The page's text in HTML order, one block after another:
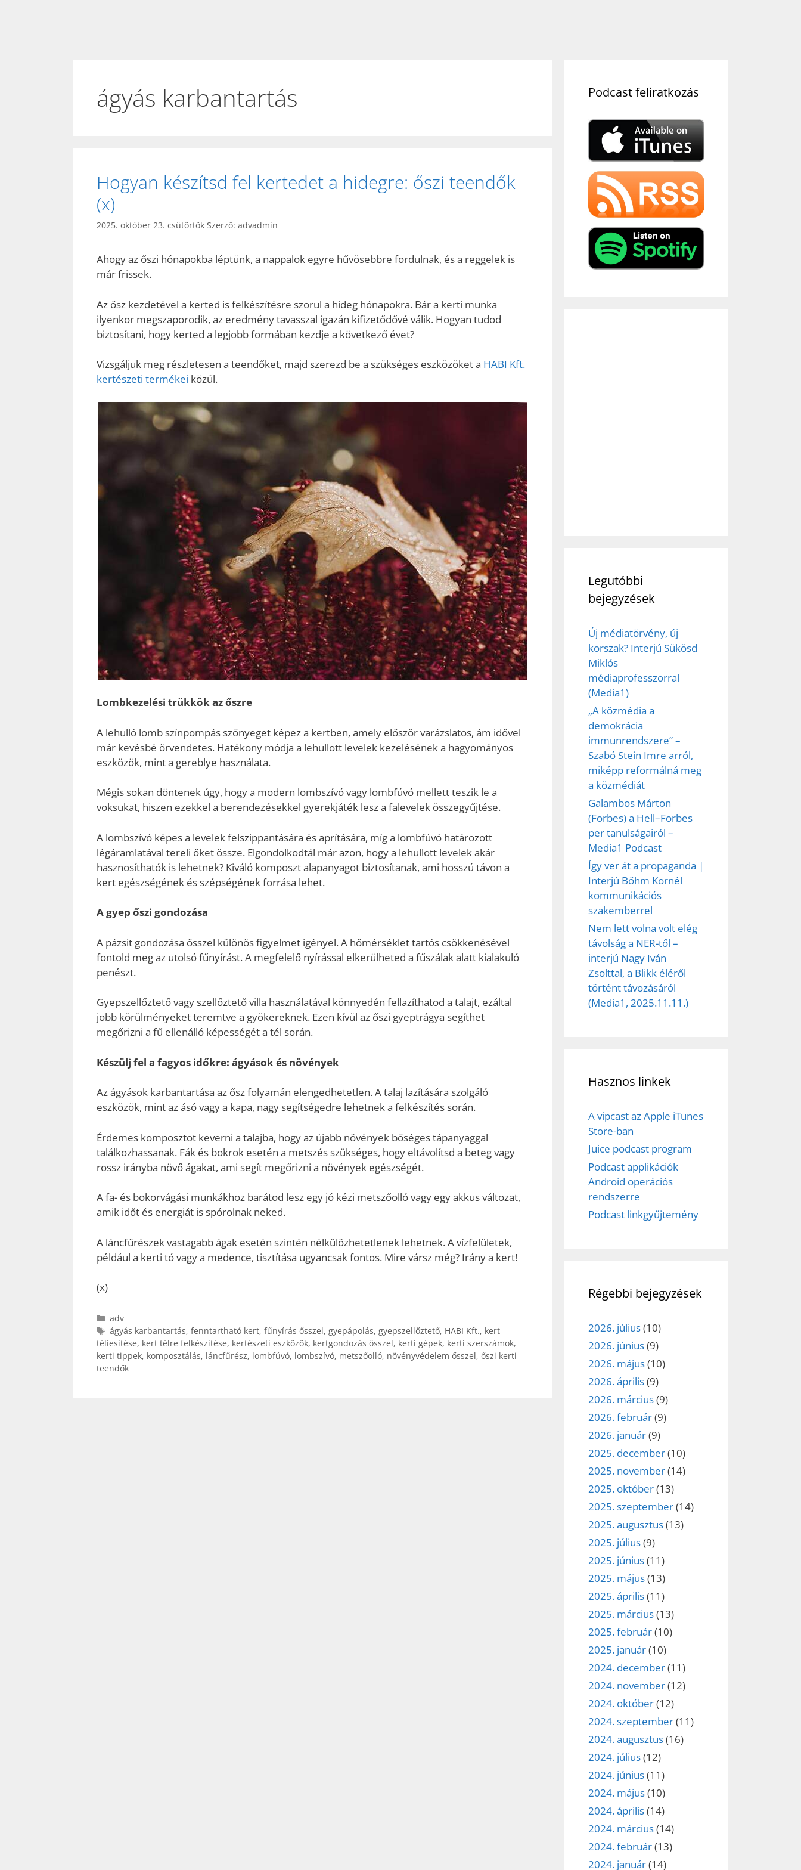
ágyás karbantartás
Hogyan készítsd fel kertedet a hidegre: őszi teendők
(x)
2025. október 23. csütörtök Szerző: advadmin
Ahogy az őszi hónapokba léptünk, a nappalok egyre hűvösebbre fordulnak, és a reggelek is
már frissek.
Az ősz kezdetével a kerted is felkészítésre szorul a hideg hónapokra. Bár a kerti munka
ilyenkor megszaporodik, az eredmény tavasszal igazán kifizetődővé válik. Hogyan tudod
biztosítani, hogy kerted a legjobb formában kezdje a következő évet?
Vizsgáljuk meg részletesen a teendőket, majd szerezd be a szükséges eszközöketa HABI Kft.
kertészeti termékei közül.
Lombkezelési trükkök az őszre
A lehulló lomb színpompás szőnyeget képez a kertben, amely először varázslatos, ám idővel
már kevésbé örvendetes. Hatékony módja a lehullott levelek kezelésének a hagyományos
eszközök, mint a gereblye használata.
Mégis sokan döntenek úgy, hogy a modern lombszívó vagy lombfúvó mellett teszik le a
voksukat, hiszen ezekkel a berendezésekkel gyerekjáték lesz a falevelek összegyűjtése.
A lombszívó képes a levelek felszippantására és aprítására, míg a lombfúvó határozott
légáramlatával tereli őket össze. Elgondolkodtál már azon, hogy a lehullott levelek akár
hasznosíthatók is lehetnek? Kiváló komposzt alapanyagot biztosítanak, ami hosszú távon a
kert egészségének és szépségének forrása lehet.
A gyep őszi gondozása
A pázsit gondozása ősszel különös figyelmet igényel. A hőmérséklet tartós csökkenésével
fontold meg az utolsó fűnyírást. A megfelelő nyírással elkerülheted a fűszálak alatt kialakuló
penészt.
Gyepszellőztető vagy szellőztető villa használatával könnyedén fellazíthatod a talajt, ezáltal
jobb körülményeket teremtve a gyökereknek. Ezen kívül az őszi gyeptrágya segíthet
megőrizni a fű ellenálló képességét a tél során.
Készülj fel a fagyos időkre: ágyások és növények
Az ágyások karbantartása az ősz folyamán elengedhetetlen. A talaj lazítására szolgáló
eszközök, mint az ásó vagy a kapa, nagy segítségedre lehetnek a felkészítés során.
Érdemes komposztot keverni a talajba, hogy az újabb növények bőséges tápanyaggal
találkozhassanak. Fák és bokrok esetén a metszés szükséges, hogy eltávolítsd a beteg vagy
rossz irányba növő ágakat, ami segít megőrizni a növények egészségét.
A fa- és bokorvágási munkákhoz barátod lesz egy jó kézi metszőolló vagy egy akkus változat,
amik időt és energiát is spórolnak neked.
A láncfűrészek vastagabb ágak esetén szintén nélkülözhetetlenek lehetnek. A vízfelületek,
például a kerti tó vagy a medence, tisztítása ugyancsak fontos. Mire vársz még? Irány a kert!
(x)
Kategória
adv
Címkék
ágyás karbantartás, fenntartható kert, fűnyírás ősszel, gyepápolás, gyepszellőztető, HABI Kft., kert
téliesítése, kert télre felkészítése, kertészeti eszközök, kertgondozás ősszel, kerti gépek, kerti szerszámok,
kerti tippek, komposztálás, láncfűrész, lombfúvó, lombszívó, metszőolló, növényvédelem ősszel, őszi kerti
teendők
Podcast feliratkozás
Legutóbbi
bejegyzések
Új médiatörvény, új
korszak? Interjú Sükösd
Miklós
médiaprofesszorral
(Media1)
„A közmédia a
demokrácia
immunrendszere” –
Szabó Stein Imre arról,
miképp reformálná meg
a közmédiát
Galambos Márton
(Forbes) a Hell–Forbes
per tanulságairól –
Media1 Podcast
Így ver át a propaganda |
Interjú Bőhm Kornél
kommunikációs
szakemberrel
Nem lett volna volt elég
távolság a NER-től –
interjú Nagy Iván
Zsolttal, a Blikk éléről
történt távozásáról
(Media1, 2025.11.11.)
Hasznos linkek
A vipcast az Apple iTunes
Store-ban
Juice podcast program
Podcast applikációk
Android operációs
rendszerre
Podcast linkgyűjtemény
Régebbi bejegyzések
2026. július(10)
2026. június(9)
2026. május(10)
2026. április(9)
2026. március(9)
2026. február(9)
2026. január(9)
2025. december(10)
2025. november(14)
2025. október(13)
2025. szeptember(14)
2025. augusztus(13)
2025. július(9)
2025. június(11)
2025. május(13)
2025. április(11)
2025. március(13)
2025. február(10)
2025. január(10)
2024. december(11)
2024. november(12)
2024. október(12)
2024. szeptember(11)
2024. augusztus(16)
2024. július(12)
2024. június(11)
2024. május(10)
2024. április(14)
2024. március(14)
2024. február(13)
2024. január(14)